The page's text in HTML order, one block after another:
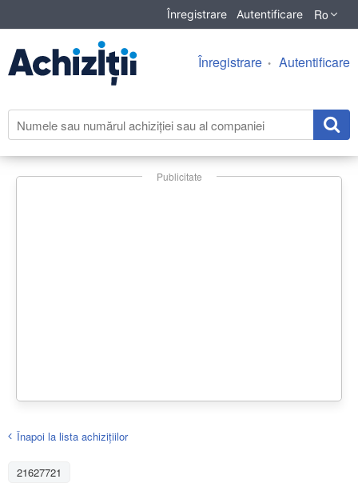
Înregistrare Autentificare Ro
Înregistrare Autentificare
Publicitate
Înapoi la lista achiziţiilor
21627721